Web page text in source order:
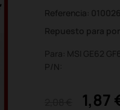
Referencia: 010026
Repuesto para
Para: MSI GE62
P/N:
1,87